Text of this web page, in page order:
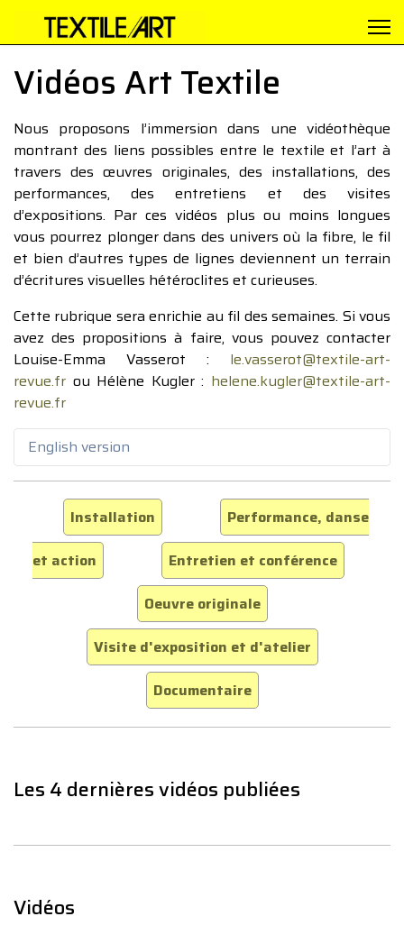
Vidéos Art Textile
Nous proposons l’immersion dans une vidéothèque
montrant des liens possibles entre le textile et l’art à
travers des œuvres originales, des installations, des
performances, des entretiens et des visites
d’expositions. Par ces vidéos plus ou moins longues
vous pourrez plonger dans des univers où la fibre, le fil
et bien d’autres types de lignes deviennent un terrain
d’écritures visuelles hétéroclites et curieuses.
Cette rubrique sera enrichie au fil des semaines. Si vous
avez des propositions à faire, vous pouvez contacter
Louise-Emma Vasserot : le.vasserot@textile-art-
revue.fr ou Hélène Kugler : helene.kugler@textile-art-
revue.fr
English version
Installation
Performance, danse
et action
Entretien et conférence
Oeuvre originale
Visite d'exposition et d'atelier
Documentaire
Les 4 dernières vidéos publiées
Vidéos